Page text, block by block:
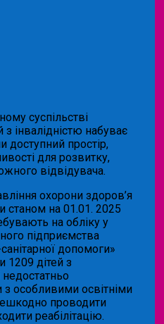
суспільстві
з інвалідністю набуває
простір,
для розвитку,
відвідувача.
охорони здоров’я
станом на 01.01. 2025
на обліку у
підприємства
допомоги»
1209 дітей з
недостатньо
з особливими освітніми
проводити
реабілітацію.